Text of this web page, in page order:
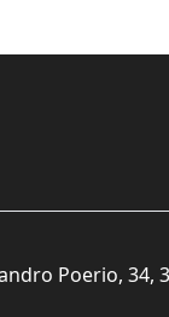
Poerio, 34,